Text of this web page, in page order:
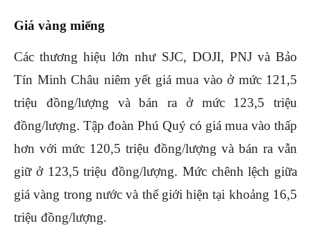
Giá vàng miếng
Các thương hiệu lớn như SJC, DOJI, PNJ và Bảo
Tín Minh Châu niêm yết giá mua vào ở mức 121,5
triệu đồng/lượng và bán ra ở mức 123,5 triệu
đồng/lượng. Tập đoàn Phú Quý có giá mua vào thấp
hơn với mức 120,5 triệu đồng/lượng và bán ra vẫn
giữ ở 123,5 triệu đồng/lượng. Mức chênh lệch giữa
giá vàng trong nước và thế giới hiện tại khoảng 16,5
triệu đồng/lượng.